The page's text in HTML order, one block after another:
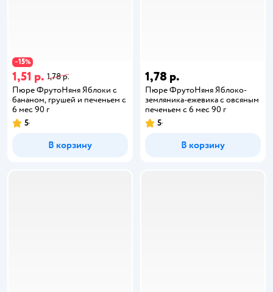
−15%
1,51 р. 1,78 р.
Пюре ФрутоНяня Яблоки с
бананом, грушей и печеньем с
6 мес 90 г
5
В корзину
1,78 р.
Пюре ФрутоНяня Яблоко-
земляника-ежевика с овсяным
печеньем с 6 мес 90 г
5
В корзину